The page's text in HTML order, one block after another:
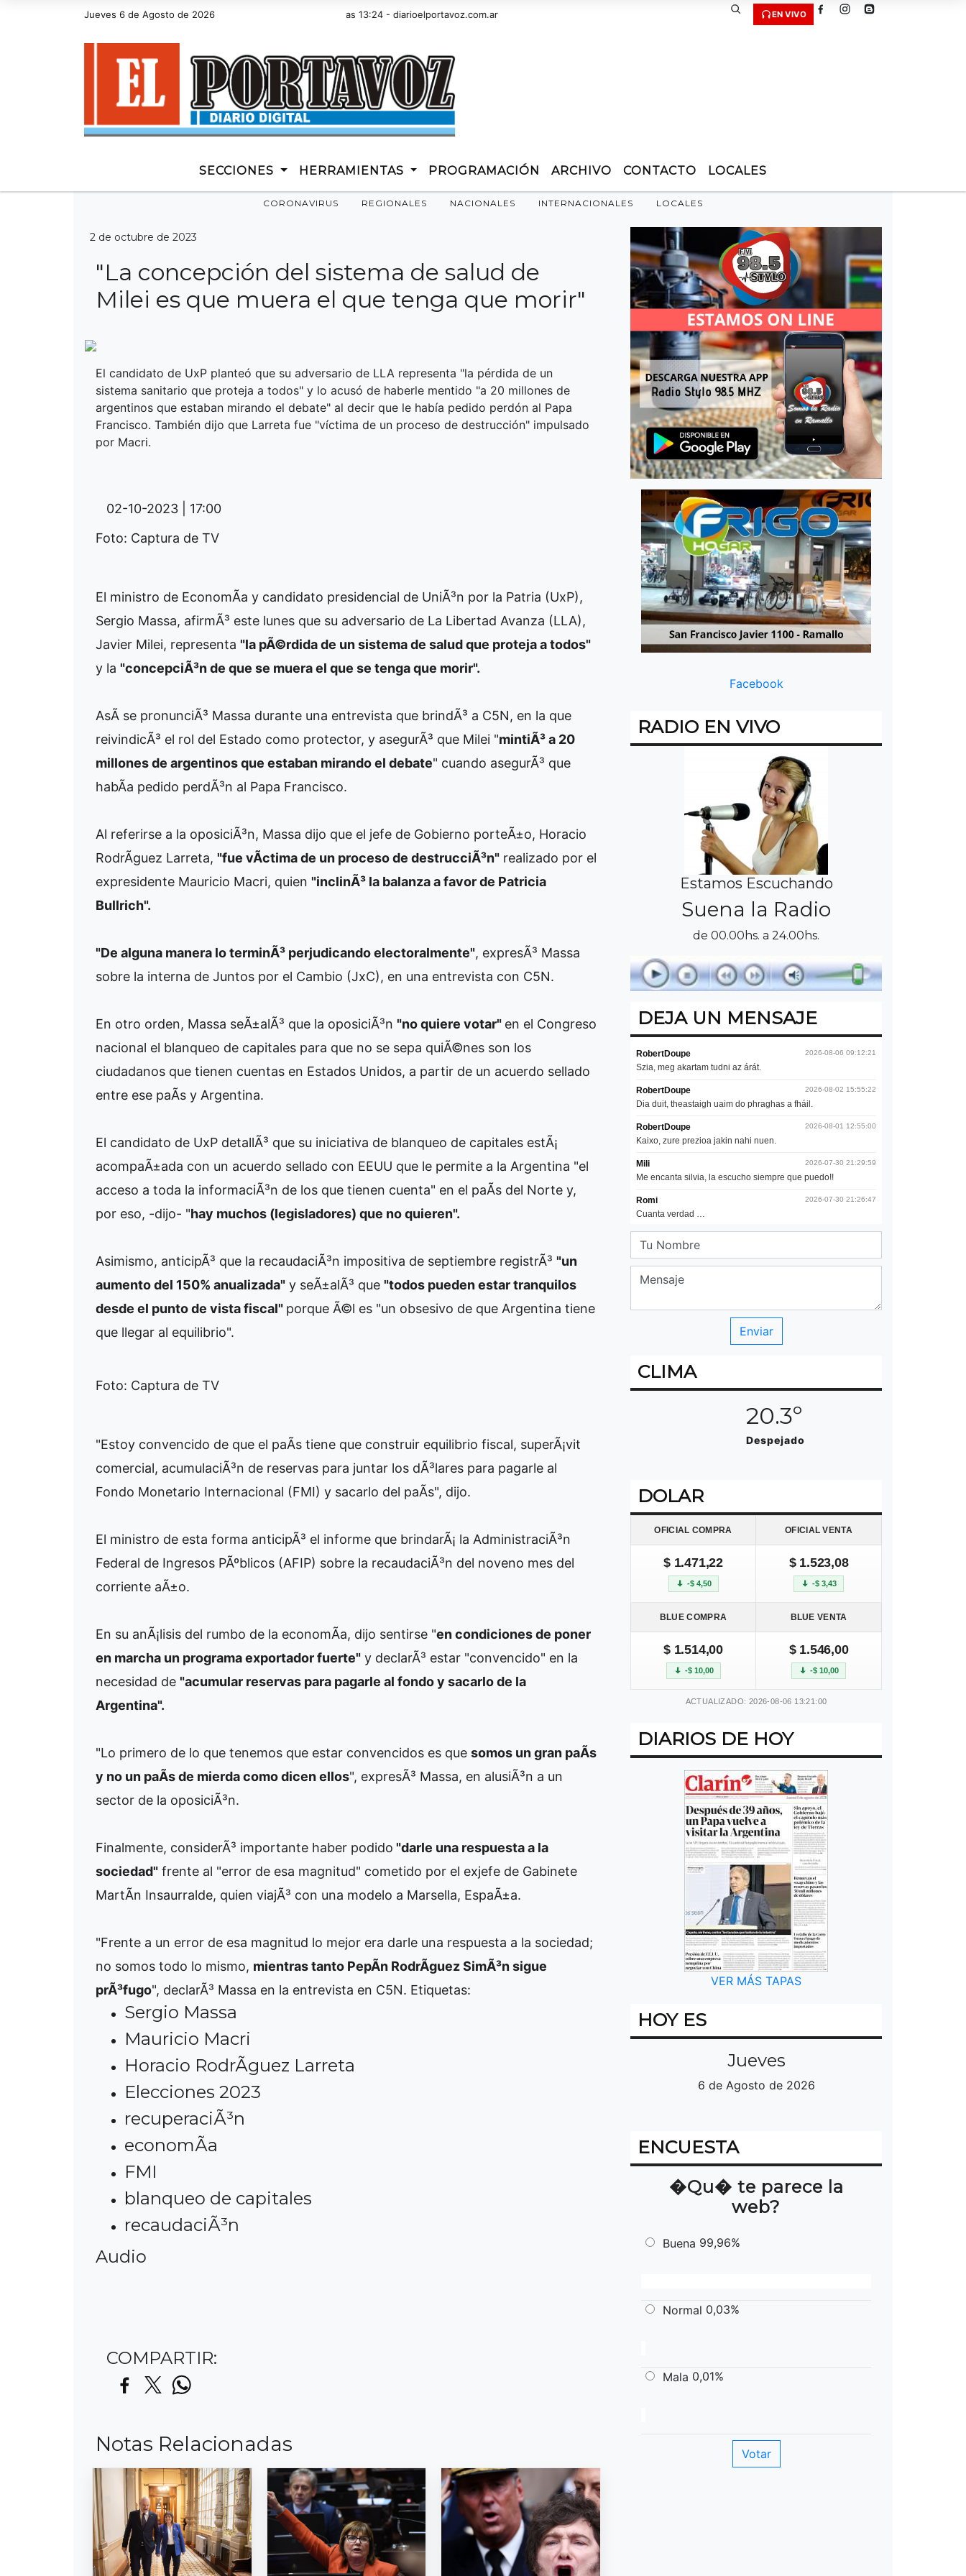
Jueves 6 de Agosto de 2026
Hoy es Jueves 6 de Agosto de 2026 y son las 13:24 - diarioelportavoz.com.ar EN VIVO
SECCIONES HERRAMIENTAS PROGRAMACIÓN ARCHIVO CONTACTO LOCALES
CORONAVIRUS REGIONALES NACIONALES INTERNACIONALES LOCALES
2 de octubre de 2023
"La concepción del sistema de salud de
Milei es que muera el que tenga que morir"
El candidato de UxP planteó que su adversario de LLA representa "la pérdida de un
sistema sanitario que proteja a todos" y lo acusó de haberle mentido "a 20 millones de
argentinos que estaban mirando el debate" al decir que le había pedido perdón al Papa
Francisco. También dijo que Larreta fue "víctima de un proceso de destrucción" impulsado
por Macri.
02-10-2023 | 17:00
Foto: Captura de TV
El ministro de EconomÃ­a y candidato presidencial de UniÃ³n por la Patria (UxP),
Sergio Massa, afirmÃ³ este lunes que su adversario de La Libertad Avanza (LLA),
Javier Milei, representa "la pÃ©rdida de un sistema de salud que proteja a todos"
y la "concepciÃ³n de que se muera el que se tenga que morir".
AsÃ­ se pronunciÃ³ Massa durante una entrevista que brindÃ³ a C5N, en la que
reivindicÃ³ el rol del Estado como protector, y asegurÃ³ que Milei "mintiÃ³ a 20
millones de argentinos que estaban mirando el debate" cuando asegurÃ³ que
habÃ­a pedido perdÃ³n al Papa Francisco.
Al referirse a la oposiciÃ³n, Massa dijo que el jefe de Gobierno porteÃ±o, Horacio
RodrÃ­guez Larreta, "fue vÃ­ctima de un proceso de destrucciÃ³n" realizado por el
expresidente Mauricio Macri, quien "inclinÃ³ la balanza a favor de Patricia
Bullrich".
"De alguna manera lo terminÃ³ perjudicando electoralmente", expresÃ³ Massa
sobre la interna de Juntos por el Cambio (JxC), en una entrevista con C5N.
En otro orden, Massa seÃ±alÃ³ que la oposiciÃ³n "no quiere votar" en el Congreso
nacional el blanqueo de capitales para que no se sepa quiÃ©nes son los
ciudadanos que tienen cuentas en Estados Unidos, a partir de un acuerdo sellado
entre ese paÃ­s y Argentina.
El candidato de UxP detallÃ³ que su iniciativa de blanqueo de capitales estÃ¡
acompaÃ±ada con un acuerdo sellado con EEUU que le permite a la Argentina "el
acceso a toda la informaciÃ³n de los que tienen cuenta" en el paÃ­s del Norte y,
por eso, -dijo- "hay muchos (legisladores) que no quieren".
Asimismo, anticipÃ³ que la recaudaciÃ³n impositiva de septiembre registrÃ³ "un
aumento del 150% anualizada" y seÃ±alÃ³ que "todos pueden estar tranquilos
desde el punto de vista fiscal" porque Ã©l es "un obsesivo de que Argentina tiene
que llegar al equilibrio".
Foto: Captura de TV
"Estoy convencido de que el paÃ­s tiene que construir equilibrio fiscal, superÃ¡vit
comercial, acumulaciÃ³n de reservas para juntar los dÃ³lares para pagarle al
Fondo Monetario Internacional (FMI) y sacarlo del paÃ­s", dijo.
El ministro de esta forma anticipÃ³ el informe que brindarÃ¡ la AdministraciÃ³n
Federal de Ingresos PÃºblicos (AFIP) sobre la recaudaciÃ³n del noveno mes del
corriente aÃ±o.
En su anÃ¡lisis del rumbo de la economÃ­a, dijo sentirse "en condiciones de poner
en marcha un programa exportador fuerte" y declarÃ³ estar "convencido" en la
necesidad de "acumular reservas para pagarle al fondo y sacarlo de la
Argentina".
"Lo primero de lo que tenemos que estar convencidos es que somos un gran paÃ­s
y no un paÃ­s de mierda como dicen ellos", expresÃ³ Massa, en alusiÃ³n a un
sector de la oposiciÃ³n.
Finalmente, considerÃ³ importante haber podido "darle una respuesta a la
sociedad" frente al "error de esa magnitud" cometido por el exjefe de Gabinete
MartÃ­n Insaurralde, quien viajÃ³ con una modelo a Marsella, EspaÃ±a.
"Frente a un error de esa magnitud lo mejor era darle una respuesta a la sociedad;
no somos todo lo mismo, mientras tanto PepÃ­n RodrÃ­guez SimÃ³n sigue
prÃ³fugo", declarÃ³ Massa en la entrevista en C5N. Etiquetas:
Sergio Massa
Mauricio Macri
Horacio RodrÃ­guez Larreta
Elecciones 2023
recuperaciÃ³n
economÃ­a
FMI
blanqueo de capitales
recaudaciÃ³n
Audio
COMPARTIR:
Notas Relacionadas
Facebook
RADIO EN VIVO
Estamos Escuchando
Suena la Radio
de 00.00hs. a 24.00hs.
DEJA UN MENSAJE
CLIMA
20.3º
Despejado
DOLAR
OFICIAL COMPRA OFICIAL VENTA
$ 1.471,22
-$ 4,50
$ 1.523,08
-$ 3,43
BLUE COMPRA BLUE VENTA
$ 1.514,00
-$ 10,00
$ 1.546,00
-$ 10,00
ACTUALIZADO: 2026-08-06 13:21:00
DIARIOS DE HOY
VER MÁS TAPAS
HOY ES
Jueves
6 de Agosto de 2026
ENCUESTA
�Qu� te parece la
web?
Buena 99,96%
Normal 0,03%
Mala 0,01%